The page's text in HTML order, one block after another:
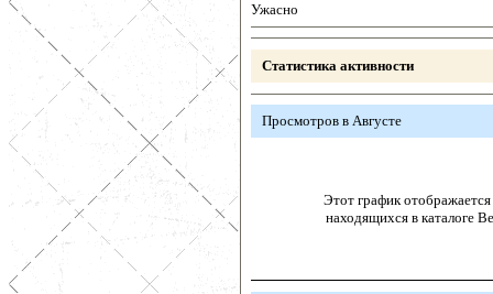
Ужасно
Статистика активности
Просмотров в Августе
Этот график отображается
находящихся в каталоге